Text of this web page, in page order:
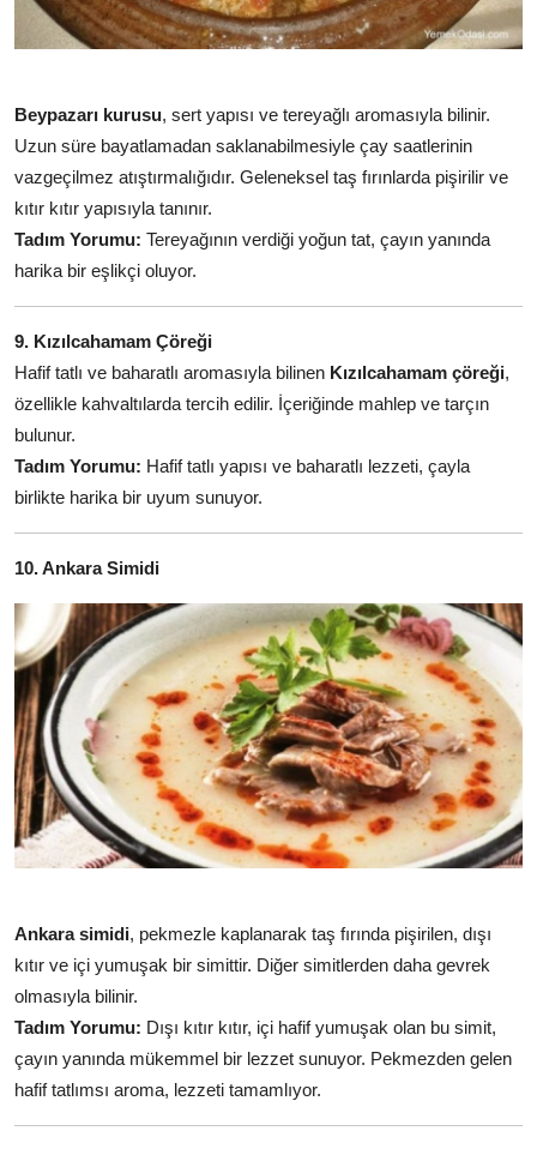
Beypazarı kurusu, sert yapısı ve tereyağlı aromasıyla bilinir.
Uzun süre bayatlamadan saklanabilmesiyle çay saatlerinin
vazgeçilmez atıştırmalığıdır. Geleneksel taş fırınlarda pişirilir ve
kıtır kıtır yapısıyla tanınır.
Tadım Yorumu: Tereyağının verdiği yoğun tat, çayın yanında
harika bir eşlikçi oluyor.
9. Kızılcahamam Çöreği
Hafif tatlı ve baharatlı aromasıyla bilinen Kızılcahamam çöreği,
özellikle kahvaltılarda tercih edilir. İçeriğinde mahlep ve tarçın
bulunur.
Tadım Yorumu: Hafif tatlı yapısı ve baharatlı lezzeti, çayla
birlikte harika bir uyum sunuyor.
10. Ankara Simidi
Ankara simidi, pekmezle kaplanarak taş fırında pişirilen, dışı
kıtır ve içi yumuşak bir simittir. Diğer simitlerden daha gevrek
olmasıyla bilinir.
Tadım Yorumu: Dışı kıtır kıtır, içi hafif yumuşak olan bu simit,
çayın yanında mükemmel bir lezzet sunuyor. Pekmezden gelen
hafif tatlımsı aroma, lezzeti tamamlıyor.